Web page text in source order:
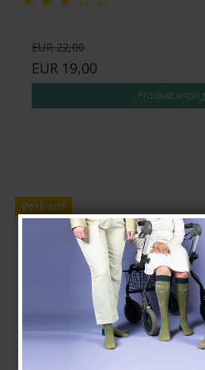
EUR 22,00
EUR 19,00
Produkt
Verkauf